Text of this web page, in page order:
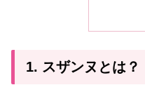
1. スザンヌとは？